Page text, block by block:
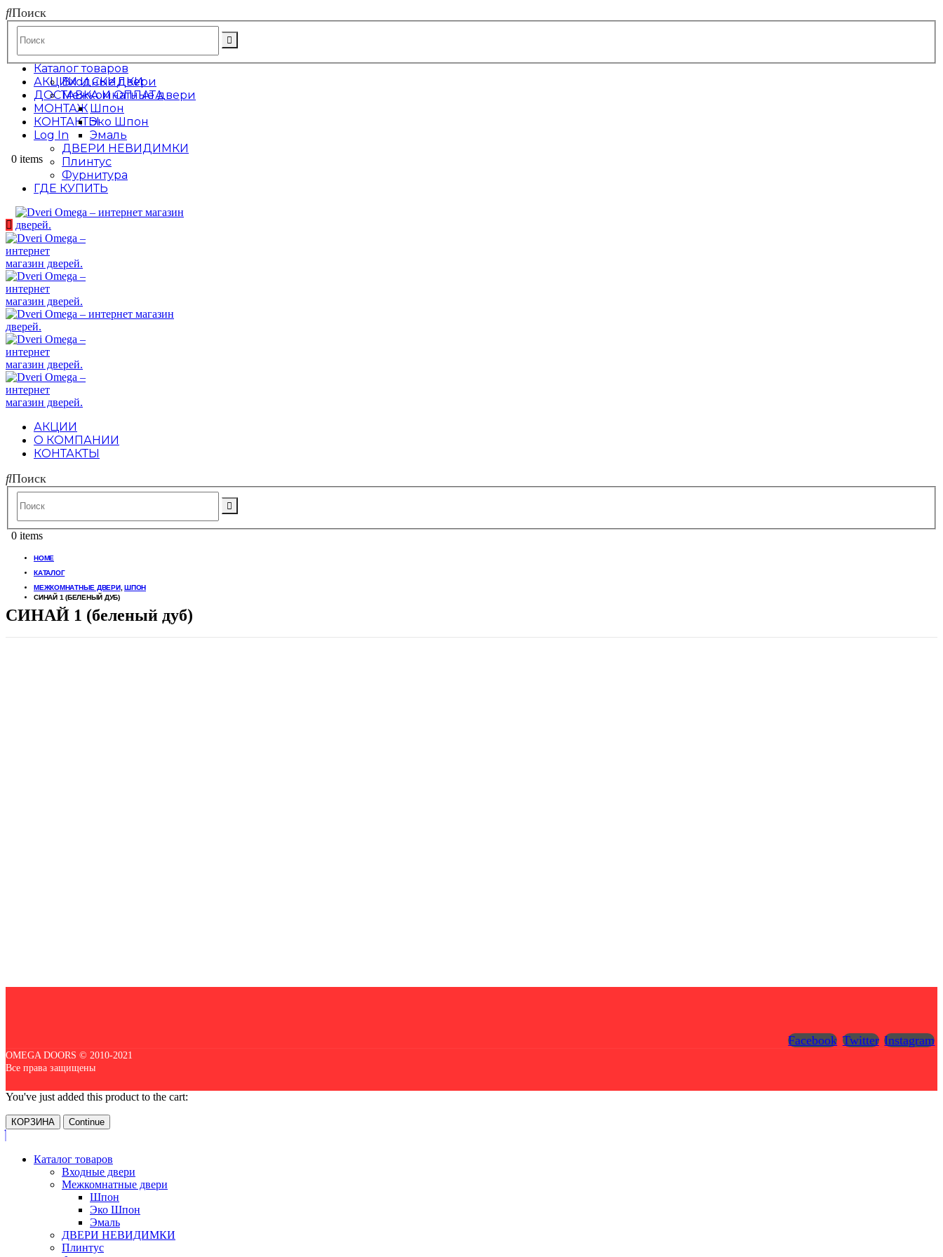
Поиск
АКЦИИ И СКИДКИ
ДОСТАВКА И ОПЛАТА
МОНТАЖ
КОНТАКТЫ
Log In
0 items
Каталог товаров
Входные двери
Межкомнатные двери
Шпон
Эко Шпон
Эмаль
ДВЕРИ НЕВИДИМКИ
Плинтус
Фурнитура
ГДЕ КУПИТЬ
АКЦИИ
О КОМПАНИИ
КОНТАКТЫ
Поиск
0 items
HOME
КАТАЛОГ
МЕЖКОМНАТНЫЕ ДВЕРИ, ШПОН
СИНАЙ 1 (БЕЛЕНЫЙ ДУБ)
СИНАЙ 1 (беленый дуб)
Facebook Twitter Instagram
OMEGA DOORS © 2010-2021
Все права защищены
You've just added this product to the cart:
КОРЗИНА Continue
Каталог товаров
Входные двери
Межкомнатные двери
Шпон
Эко Шпон
Эмаль
ДВЕРИ НЕВИДИМКИ
Плинтус